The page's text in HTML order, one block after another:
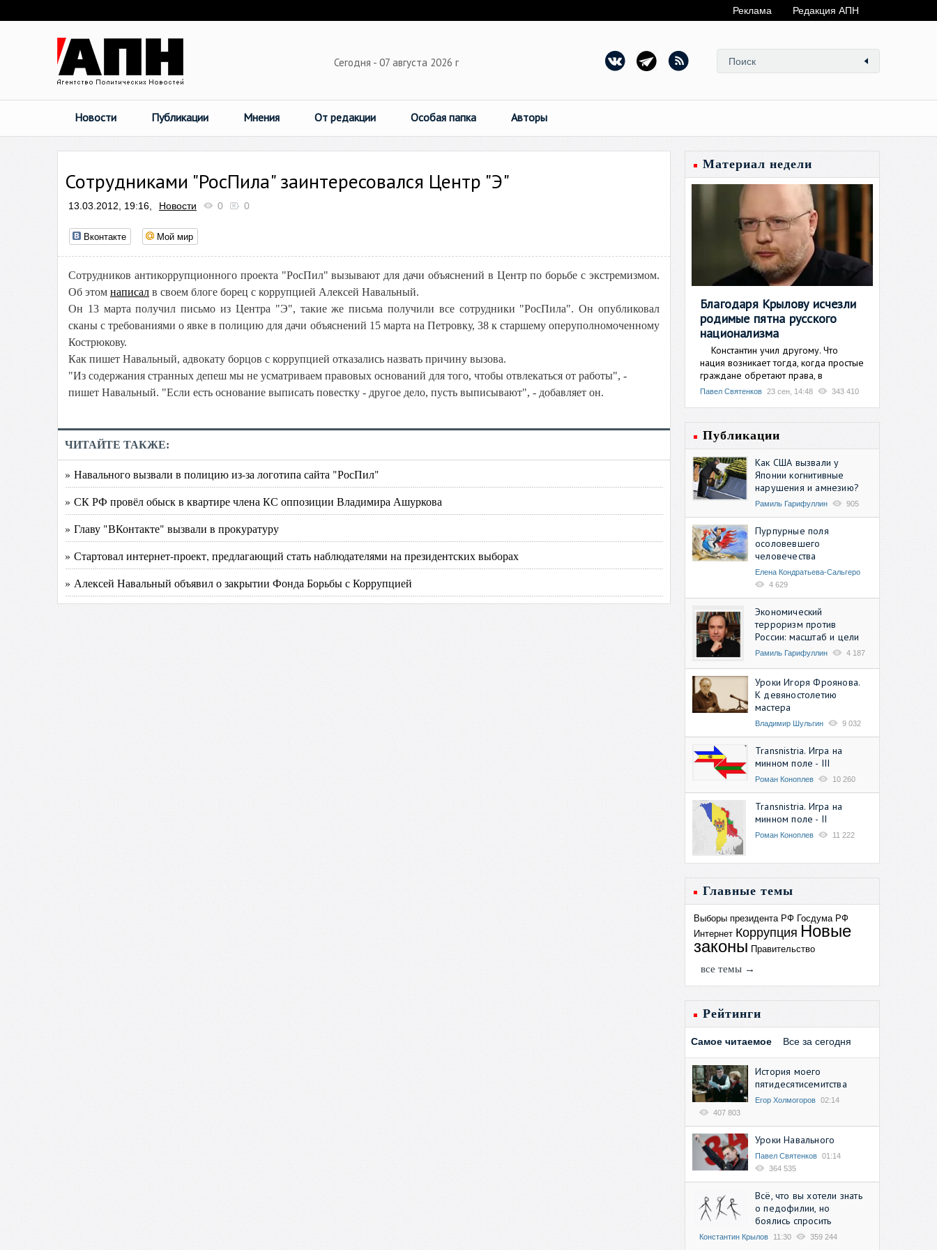
Реклама Редакция АПН
Сегодня - 07 августа 2026 г
Новости Публикации Мнения От редакции Особая папка Авторы
Сотрудниками "РосПила" заинтересовался Центр "Э"
13.03.2012, 19:16, Новости 0 0
Вконтакте Мой мир
Сотрудников антикоррупционного проекта "РосПил" вызывают для дачи объяснений в Центр по борьбе с экстремизмом.
Об этом написал в своем блоге борец с коррупцией Алексей Навальный.
Он 13 марта получил письмо из Центра "Э", такие же письма получили все сотрудники "РосПила". Он опубликовал
сканы с требованиями о явке в полицию для дачи объяснений 15 марта на Петровку, 38 к старшему оперуполномоченному
Кострюкову.
Как пишет Навальный, адвокату борцов с коррупцией отказались назвать причину вызова.
"Из содержания странных депеш мы не усматриваем правовых оснований для того, чтобы отвлекаться от работы", -
пишет Навальный. "Если есть основание выписать повестку - другое дело, пусть выписывают", - добавляет он.
ЧИТАЙТЕ ТАКЖЕ:
» Навального вызвали в полицию из-за логотипа сайта "РосПил"
» СК РФ провёл обыск в квартире члена КС оппозиции Владимира Ашуркова
» Главу "ВКонтакте" вызвали в прокуратуру
» Стартовал интернет-проект, предлагающий стать наблюдателями на президентских выборах
» Алексей Навальный объявил о закрытии Фонда Борьбы с Коррупцией
Материал недели
Благодаря Крылову исчезли
родимые пятна русского
национализма
Константин учил другому. Что
нация возникает тогда, когда простые
граждане обретают права, в
Павел Святенков 23 сен, 14:48 343 410
Публикации
Как США вызвали у
Японии когнитивные
нарушения и амнезию?
Рамиль Гарифуллин 905
Пурпурные поля
осоловевшего
человечества
Елена Кондратьева-Сальгеро
4 629
Экономический
терроризм против
России: масштаб и цели
Рамиль Гарифуллин 4 187
Уроки Игоря Фроянова.
К девяностолетию
мастера
Владимир Шульгин 9 032
Transnistria. Игра на
минном поле - III
Роман Коноплев 10 260
Transnistria. Игра на
минном поле - II
Роман Коноплев 11 222
Главные темы
Выборы президента РФ Госдума РФ
Интернет Коррупция Новые
законы Правительство
все темы →
Рейтинги
Самое читаемое Все за сегодня
История моего
пятидесятисемитства
Егор Холмогоров 02:14
407 803
Уроки Навального
Павел Святенков 01:14
364 535
Всё, что вы хотели знать
о педофилии, но
боялись спросить
Константин Крылов 11:30 359 244